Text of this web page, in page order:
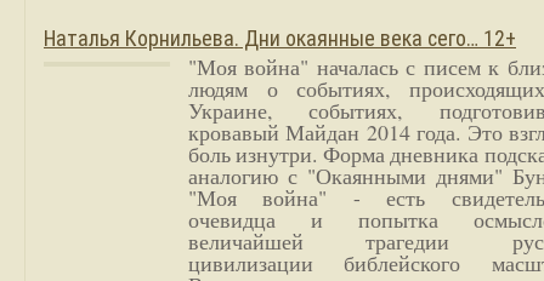
Наталья Корнильева. Дни окаянные века сего… 12+
"Моя война" началась с писем к
людям о событиях,
Украине, событиях,
кровавый Майдан 2014 года. Это
боль изнутри. Форма дневника
аналогию с "Окаянными днями"
"Моя война" - есть
очевидца и попытка
величайшей трагедии
цивилизации библейского